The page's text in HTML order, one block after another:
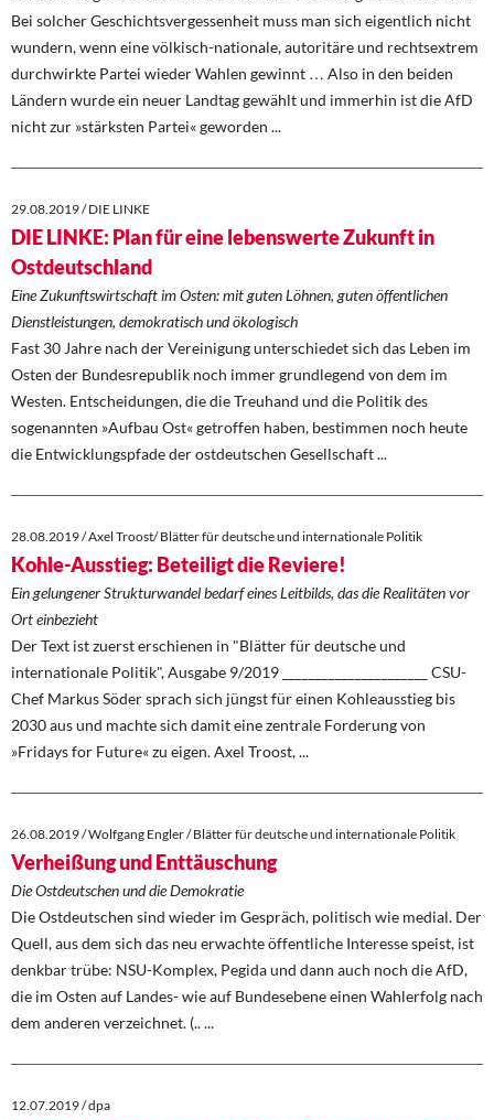
Bei solcher Geschichtsvergessenheit muss man sich eigentlich nicht
wundern, wenn eine völkisch-nationale, autoritäre und rechtsextrem
durchwirkte Partei wieder Wahlen gewinnt … Also in den beiden
Ländern wurde ein neuer Landtag gewählt und immerhin ist die AfD
nicht zur »stärksten Partei« geworden ...
29.08.2019 / DIE LINKE
DIE LINKE: Plan für eine lebenswerte Zukunft in
Ostdeutschland
Eine Zukunftswirtschaft im Osten: mit guten Löhnen, guten öffentlichen
Dienstleistungen, demokratisch und ökologisch
Fast 30 Jahre nach der Vereinigung unterschiedet sich das Leben im
Osten der Bundesrepublik noch immer grundlegend von dem im
Westen. Entscheidungen, die die Treuhand und die Politik des
sogenannten »Aufbau Ost« getroffen haben, bestimmen noch heute
die Entwicklungspfade der ostdeutschen Gesellschaft ...
28.08.2019 / Axel Troost/ Blätter für deutsche und internationale Politik
Kohle-Ausstieg: Beteiligt die Reviere!
Ein gelungener Strukturwandel bedarf eines Leitbilds, das die Realitäten vor
Ort einbezieht
Der Text ist zuerst erschienen in "Blätter für deutsche und
internationale Politik", Ausgabe 9/2019 ______________________ CSU-
Chef Markus Söder sprach sich jüngst für einen Kohleausstieg bis
2030 aus und machte sich damit eine zentrale Forderung von
»Fridays for Future« zu eigen. Axel Troost, ...
26.08.2019 / Wolfgang Engler / Blätter für deutsche und internationale Politik
Verheißung und Enttäuschung
Die Ostdeutschen und die Demokratie
Die Ostdeutschen sind wieder im Gespräch, politisch wie medial. Der
Quell, aus dem sich das neu erwachte öffentliche Interesse speist, ist
denkbar trübe: NSU-Komplex, Pegida und dann auch noch die AfD,
die im Osten auf Landes- wie auf Bundesebene einen Wahlerfolg nach
dem anderen verzeichnet. (.. ...
12.07.2019 / dpa